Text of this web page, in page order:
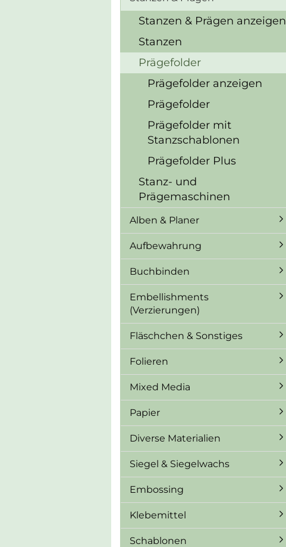
Stanzen & Prägen anzeigen
Stanzen
Prägefolder
Prägefolder anzeigen
Prägefolder
Prägefolder mit
Stanzschablonen
Prägefolder Plus
Stanz- und
Prägemaschinen
Alben & Planer
Aufbewahrung
Buchbinden
Embellishments
(Verzierungen)
Fläschchen & Sonstiges
Folieren
Mixed Media
Papier
Diverse Materialien
Siegel & Siegelwachs
Embossing
Klebemittel
Schablonen